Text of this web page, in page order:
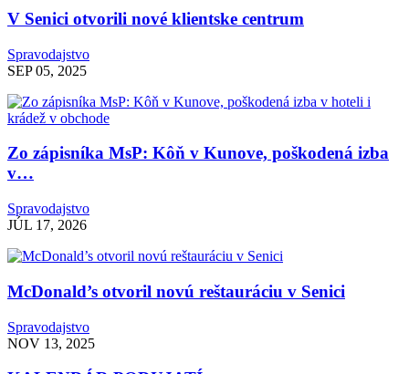
V Senici otvorili nové klientske centrum
Spravodajstvo
SEP 05, 2025
Zo zápisníka MsP: Kôň v Kunove, poškodená izba
v…
Spravodajstvo
JÚL 17, 2026
McDonald’s otvoril novú reštauráciu v Senici
Spravodajstvo
NOV 13, 2025